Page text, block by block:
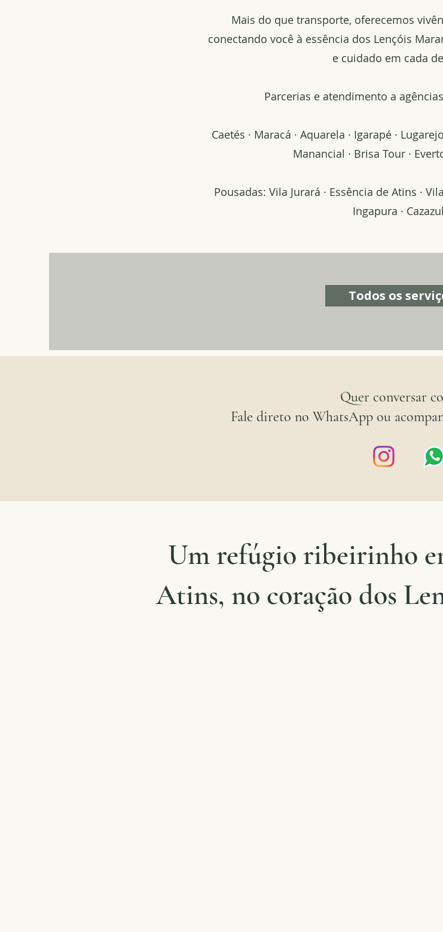
Mais do que transporte, oferecemos
conectando você à essência dos Lençóis
e cuidado em cada
Parcerias e atendimento a
Caetés · Maracá · Aquarela · Igarapé ·
Manancial · Brisa Tour ·
Pousadas: Vila Jurará · Essência de Atins ·
Ingapura ·
Todos os
Quer conversar
Fale direto no WhatsApp ou
Um refúgio ribeirinho
Atins, no coração dos